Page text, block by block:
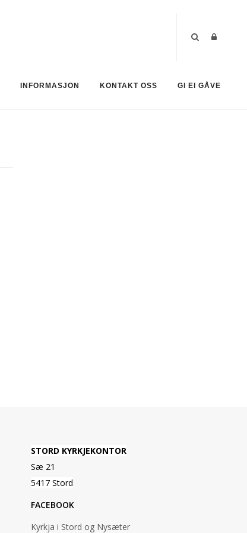
INFORMASJON KONTAKT OSS GI EI GÅVE
STORD KYRKJEKONTOR
Sæ 21
5417 Stord
FACEBOOK
Kyrkja i Stord og Nysæter